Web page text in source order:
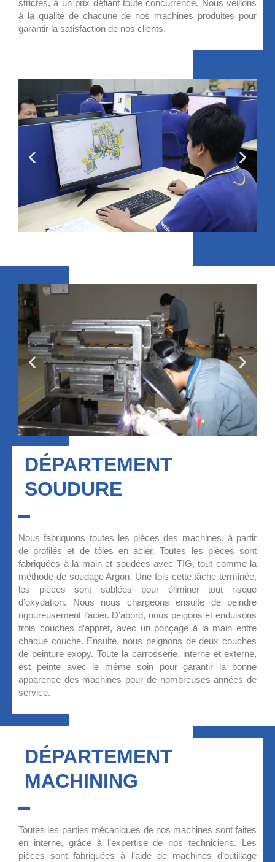
strictes, à un prix défiant toute concurrence. Nous veillons
à la qualité de chacune de nos machines produites pour
garantir la satisfaction de nos clients.
DÉPARTEMENT
SOUDURE
Nous fabriquons toutes les pièces des machines, à partir
de profilés et de tôles en acier. Toutes les pièces sont
fabriquées à la main et soudées avec TIG, tout comme la
méthode de soudage Argon. Une fois cette tâche terminée,
les pièces sont sablées pour éliminer tout risque
d’oxydation. Nous nous chargeons ensuite de peindre
rigoureusement l’acier. D’abord, nous peigons et enduisons
trois couches d’apprêt, avec un ponçage à la main entre
chaque couche. Ensuite, nous peignons de deux couches
de peinture exopy. Toute la carrosserie, interne et externe,
est peinte avec le même soin pour garantir la bonne
apparence des machines pour de nombreuses années de
service.
DÉPARTEMENT
MACHINING
Toutes les parties mécaniques de nos machines sont faites
en interne, grâce à l’expertise de nos techniciens. Les
pièces sont fabriquées à l’aide de machines d’outillage